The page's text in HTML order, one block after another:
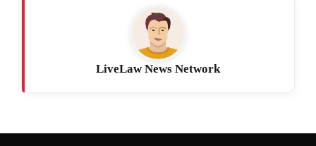
LiveLaw News Network